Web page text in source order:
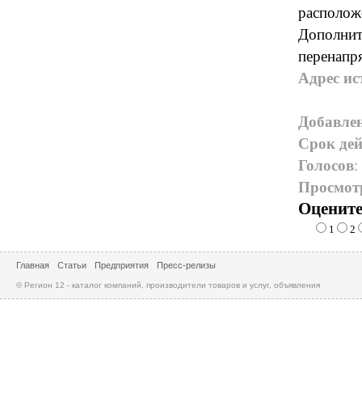
Адрес
Срок
Голосов:
1 2
Главная Статьи Предприятия Пресс-релизы
© Регион 12 - каталог компаний, производители товаров и услуг, объявления